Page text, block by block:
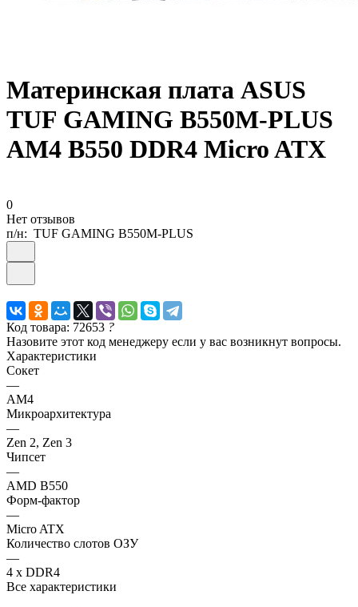
Материнская плата ASUS
TUF GAMING B550M-PLUS
AM4 B550 DDR4 Micro ATX
0
Нет отзывов
п/н: TUF GAMING B550M-PLUS
Код товара: 72653 ?
Назовите этот код менеджеру если у вас возникнут вопросы.
Характеристики
Сокет
—
AM4
Микроархитектура
—
Zen 2, Zen 3
Чипсет
—
AMD B550
Форм-фактор
—
Micro ATX
Количество слотов ОЗУ
—
4 x DDR4
Все характеристики